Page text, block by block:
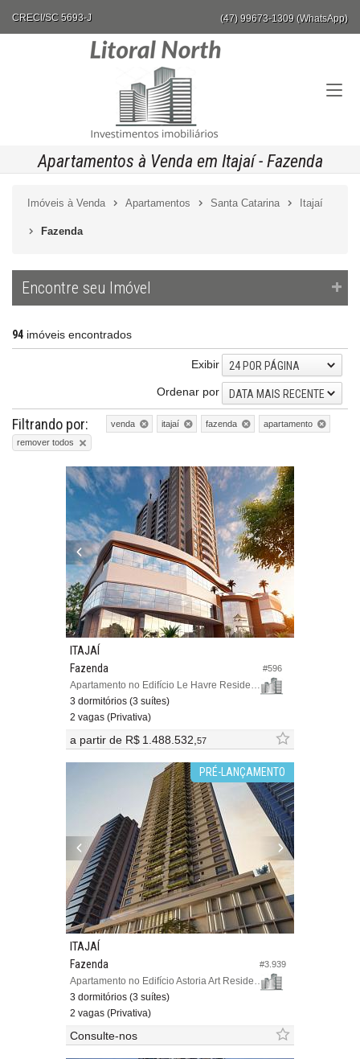
CRECI/SC 5693-J (47) 99673-1309 (WhatsApp)
Apartamentos à Venda em Itajaí - Fazenda
Imóveis à Venda Apartamentos Santa Catarina Itajaí
Fazenda
Encontre seu Imóvel
94 imóveis encontrados
Exibir
24 POR PÁGINA
Ordenar por
DATA MAIS RECENTE
Filtrando por: venda itajaí fazenda
apartamento
remover todos
#596
ITAJAÍ
Fazenda
Apartamento no Edifício Le Havre Residence
3 dormitórios (3 suítes)
2 vagas (Privativa)
a partir de R$ 1.488.532,57
PRÉ-LANÇAMENTO
#3.939
ITAJAÍ
Fazenda
Apartamento no Edifício Astoria Art Residence
3 dormitórios (3 suítes)
2 vagas (Privativa)
Consulte-nos